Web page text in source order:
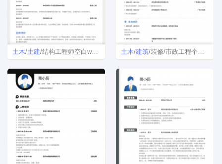
土木/土建/结构工程师空白word简历模板 土木/建筑/装修/市政工程个人简历模板免费下载